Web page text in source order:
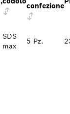
confezione
SDS
max
5 Pz.